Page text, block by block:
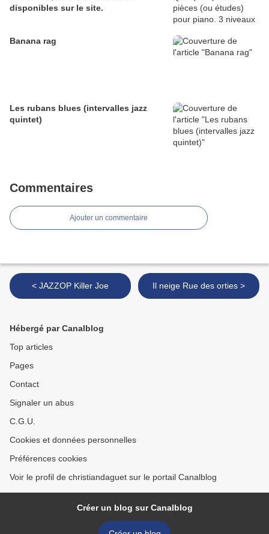
disponibles sur le site.
Banana rag
Les rubans blues (intervalles jazz
quintet)
Commentaires
Ajouter un commentaire
< JAZZOP Killer Joe Il neige Rue des orties >
Hébergé par Canalblog
Top articles
Pages
Contact
Signaler un abus
C.G.U.
Cookies et données personnelles
Préférences cookies
Voir le profil de christiandaguet sur le portail Canalblog
Créer un blog sur Canalblog